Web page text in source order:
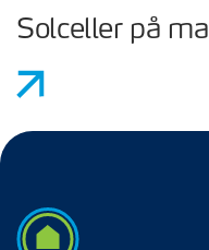
Solceller på